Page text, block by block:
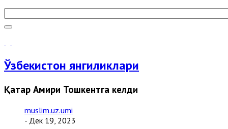
Ўзбекистон янгиликлари
Қатар Амири Тошкентга келди
muslim.uz.umi
- Дек 19, 2023